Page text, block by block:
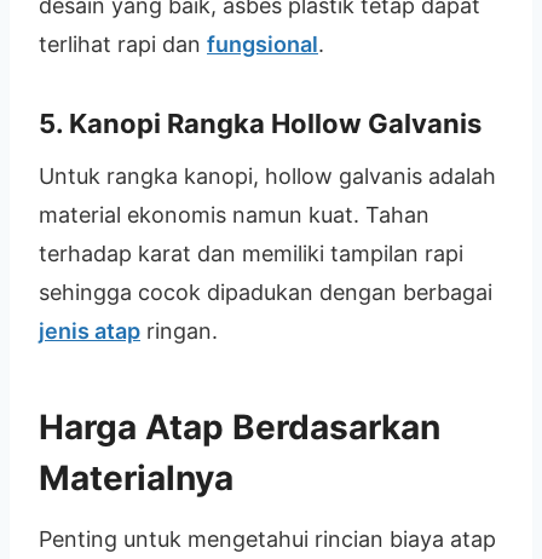
desain yang baik, asbes plastik tetap dapat
terlihat rapi dan fungsional.
5. Kanopi Rangka Hollow Galvanis
Untuk rangka kanopi, hollow galvanis adalah
material ekonomis namun kuat. Tahan
terhadap karat dan memiliki tampilan rapi
sehingga cocok dipadukan dengan berbagai
jenis atap ringan.
Harga Atap Berdasarkan
Materialnya
Penting untuk mengetahui rincian biaya atap